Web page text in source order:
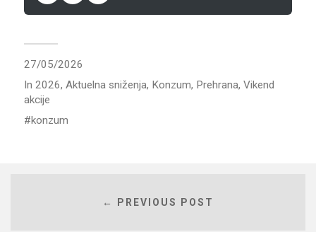
27/05/2026
In 2026, Aktuelna sniženja, Konzum, Prehrana, Vikend
akcije
konzum
← PREVIOUS POST